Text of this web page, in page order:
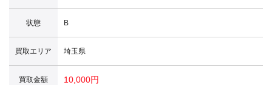
状態 B
買取エリア 埼玉県
買取金額 10,000円